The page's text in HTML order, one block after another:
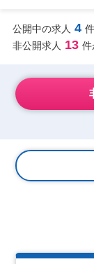
公開中の求人 4 件
非公開求人 13 件